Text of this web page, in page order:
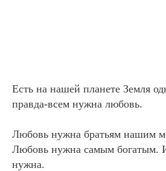
Есть на нашей планете Земля
правда-всем нужна любовь.
Любовь нужна братьям нашим
Любовь нужна самым богатым.
нужна.